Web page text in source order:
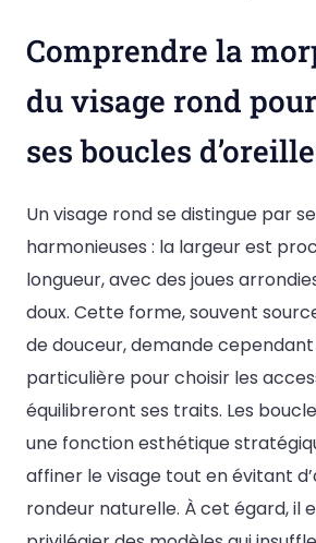
Comprendre la
du visage rond
ses boucles
Un visage rond se distingue par
harmonieuses : la largeur est
longueur, avec des joues
doux. Cette forme, souvent
de douceur, demande
particulière pour choisir les
équilibreront ses traits. Les
une fonction esthétique
affiner le visage tout en évitant
rondeur naturelle. À cet égard, il